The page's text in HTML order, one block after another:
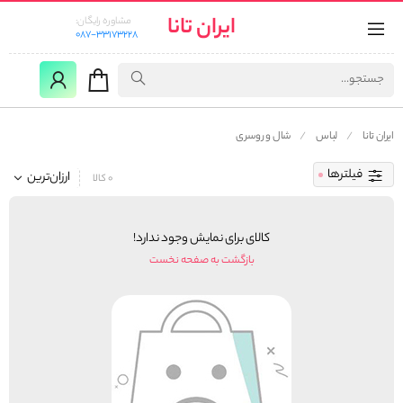
ایران تانا
مشاوره رایگان:
087-33173228
ایران تانا لباس شال و روسری
فیلترها ارزان‌ترین 0 کالا
کالای برای نمایش وجود ندارد!
بازگشت به صفحه نخست